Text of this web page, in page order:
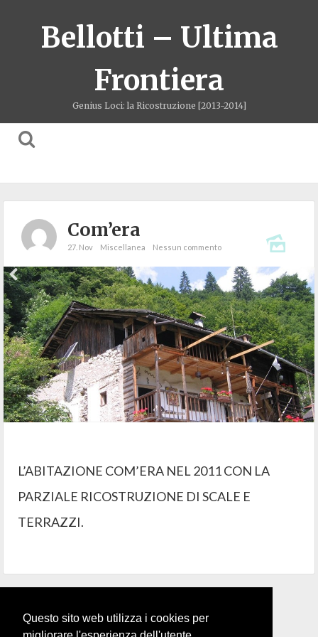
Bellotti – Ultima
Frontiera
Genius Loci: la Ricostruzione [2013-2014]
Com’era
27. Nov Miscellanea Nessun commento
L’ABITAZIONE COM’ERA NEL 2011 CON LA
PARZIALE RICOSTRUZIONE DI SCALE E
TERRAZZI.
Questo sito web utilizza i cookies per